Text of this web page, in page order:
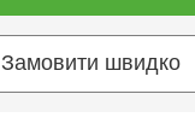
Замовити швидко